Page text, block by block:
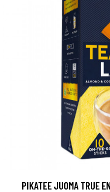
PIKATEE JUOMA TRUE